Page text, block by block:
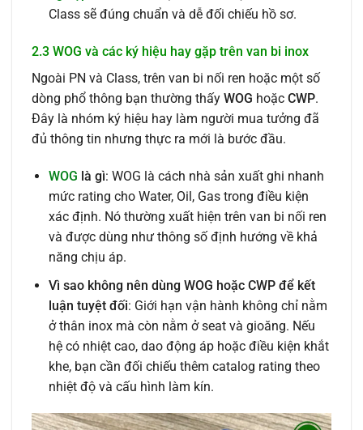
Class sẽ đúng chuẩn và dễ đối chiếu hồ sơ.
2.3 WOG và các ký hiệu hay gặp trên van bi inox
Ngoài PN và Class, trên van bi nối ren hoặc một số
dòng phổ thông bạn thường thấy WOG hoặc CWP.
Đây là nhóm ký hiệu hay làm người mua tưởng đã
đủ thông tin nhưng thực ra mới là bước đầu.
WOG là gì: WOG là cách nhà sản xuất ghi nhanh
mức rating cho Water, Oil, Gas trong điều kiện
xác định. Nó thường xuất hiện trên van bi nối ren
và được dùng như thông số định hướng về khả
năng chịu áp.
Vì sao không nên dùng WOG hoặc CWP để kết
luận tuyệt đối: Giới hạn vận hành không chỉ nằm
ở thân inox mà còn nằm ở seat và gioăng. Nếu
hệ có nhiệt cao, dao động áp hoặc điều kiện khắt
khe, bạn cần đối chiếu thêm catalog rating theo
nhiệt độ và cấu hình làm kín.